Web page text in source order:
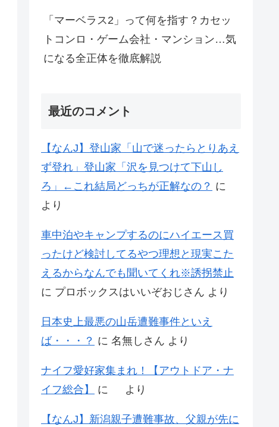
「マーベラス2」って何を指す？カセッ
トコンロ・ゲーム会社・マンション…気
になる全正体を徹底解説
最近のコメント
【なんJ】登山家「山で迷ったらとりあえ
ず登れ」登山家「沢を見つけて下山し
ろ」←これ結局どっちが正解なの？ に
より
車中泊やキャンプするのにハイエース買
ったけど検討してるやつ理想と現実こた
えるからなんでも聞いてくれ※誘拐禁止
に プロボックスはいいぞおじさん より
日本史上最悪の山岳遭難事件といえ
ば・・・？ に 名無しさん より
ナイフ愛好家集まれ！【アウトドア・ナ
イフ総合】
に より
【なんJ】新潟親子遭難事故、父親が先に